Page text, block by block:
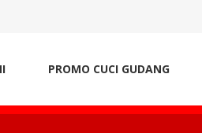
PROMO CUCI GUDANG